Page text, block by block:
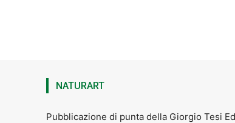
NATURART
Pubblicazione di punta della Giorgio Tesi